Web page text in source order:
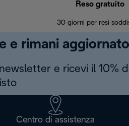
Reso gratuito
30 giorni per resi
e rimani
e ricevi il 10%
Centro di assistenza